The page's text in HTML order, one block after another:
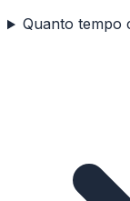
Quanto tempo